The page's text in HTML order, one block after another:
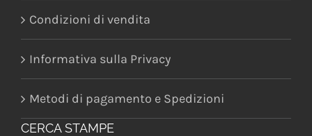
Condizioni di vendita
Informativa sulla Privacy
Metodi di pagamento e Spedizioni
CERCA STAMPE